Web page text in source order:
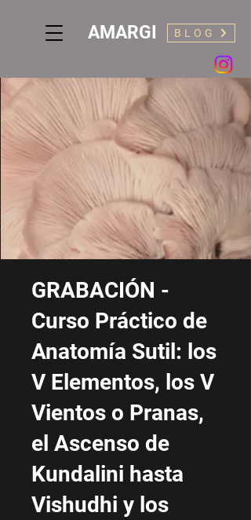
AMARGI BLOG
GRABACIÓN -
Curso Práctico de
Anatomía Sutil: los
V Elementos, los V
Vientos o Pranas,
el Ascenso de
Kundalini hasta
Vishudhi y los